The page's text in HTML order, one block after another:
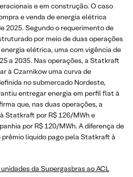
e em construção. O caso
e venda de energia elétrica
2025. Segundo o requerimento de
por meio de duas operações
elétrica, uma com vigência de
a 2035. Nas operações, a Statkraft
à Czarnikow uma curva de
no submercado Nordeste,
entregar energia em perfil flat à
que, nas duas operações, a
Statkraft por R$ 126/MWh e
por R$ 120/MWh. A diferença de
líquido pago pela Statkraft à
da Supergasbras ao ACL